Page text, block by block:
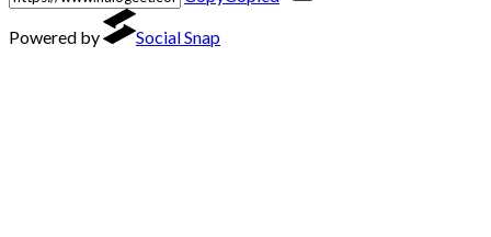
Powered by
Social Snap